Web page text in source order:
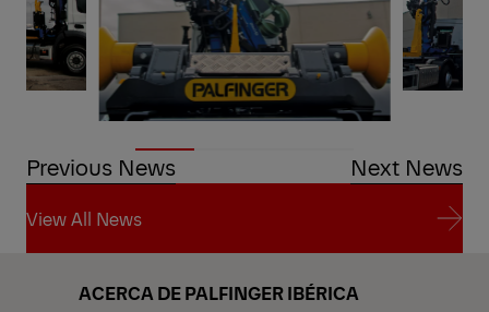
Previous News Next News
View All News
View All News
ACERCA DE PALFINGER IBÉRICA